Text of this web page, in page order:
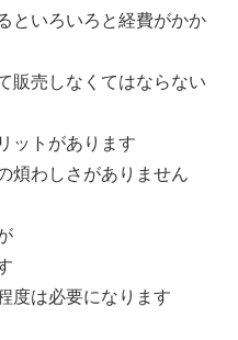
といろいろと経費がかか
売しなくてはならない
ットがあります
煩わしさがありません
度は必要になります